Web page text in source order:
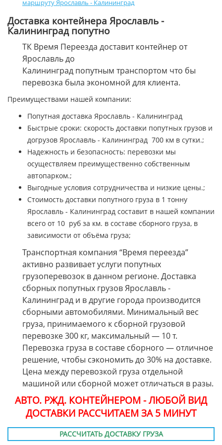
маршруту Ярославль - Калининград
Доставка контейнера Ярославль -
Калининград попутно
ТК Время Переезда доставит контейнер от
Ярославль до
Калининград попутным транспортом что бы
перевозка была экономной для клиента.
Преимуществами нашей компании:
Попутная доставка Ярославль - Калининград
Быстрые сроки: скорость доставки попутных грузов и
догрузов Ярославль - Калининград 700 км в сутки.;
Надежность и безопасность: перевозки мы
осуществляем преимущественно собственным
автопарком.;
Выгодные условия сотрудничества и низкие цены.;
Стоимость доставки попутного груза в 1 тонну
Ярославль - Калининград составит в нашей компании
всего от 10 руб за км. в составе сборного груза, в
зависимости от объёма груза;
Транспортная компания “Время переезда”
активно развивает услуги попутных
грузоперевозок в данном регионе. Доставка
сборных попутных грузов Ярославль -
Калининград и в другие города производится
сборными автомобилями. Минимальный вес
груза, принимаемого к сборной грузовой
перевозке 300 кг, максимальный — 10 т.
Перевозка груза в составе сборного — отличное
решение, чтобы сэкономить до 30% на доставке.
Цена между перевозкой груза отдельной
машиной или сборной может отличаться в разы.
АВТО. РЖД. КОНТЕЙНЕРОМ - ЛЮБОЙ ВИД
ДОСТАВКИ РАССЧИТАЕМ ЗА 5 МИНУТ
РАССЧИТАТЬ ДОСТАВКУ ГРУЗА